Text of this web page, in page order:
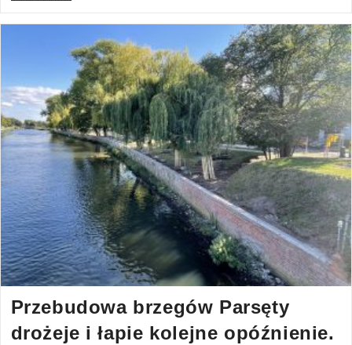
Przebudowa brzegów Parsęty
drożeje i łapie kolejne opóźnienie.